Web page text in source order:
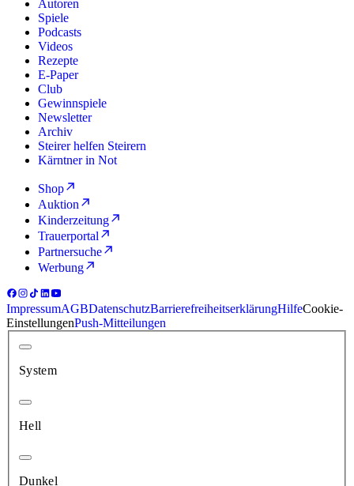
Autoren
Spiele
Podcasts
Videos
Rezepte
E-Paper
Club
Gewinnspiele
Newsletter
Archiv
Steirer helfen Steirern
Kärntner in Not
Shop
Auktion
Kinderzeitung
Trauerportal
Partnersuche
Werbung
ImpressumAGBDatenschutzBarrierefreiheitserklärungHilfeCookie-
EinstellungenPush-Mitteilungen
System
Hell
Dunkel